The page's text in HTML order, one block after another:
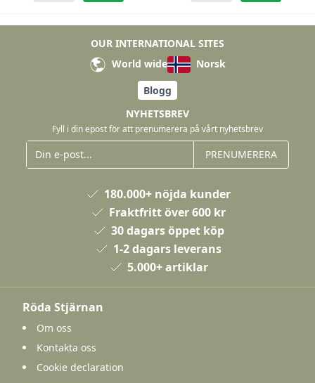
OUR INTERNATIONAL SITES
World wide
Norsk
Blogg
NYHETSBREV
Fyll i din epost för att prenumerera på vårt nyhetsbrev
PRENUMERERA
180.000+ nöjda kunder
Fraktfritt över 600 kr
30 dagars öppet köp
1-2 dagars leverans
5.000+ artiklar
Röda Stjärnan
Om oss
Kontakta oss
Cookie declaration